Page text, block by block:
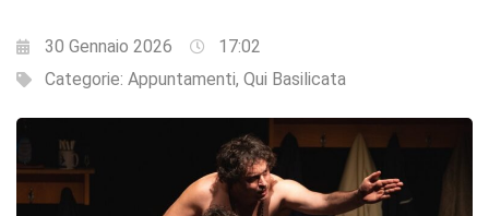
30 Gennaio 2026
17:02
Categorie: Appuntamenti, Qui Basilicata